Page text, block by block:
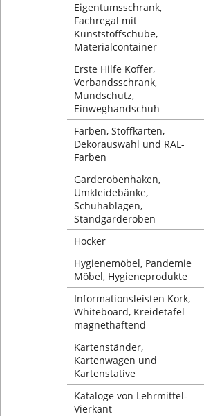
Eigentumsschrank,
Fachregal mit
Kunststoffschübe,
Materialcontainer
Erste Hilfe Koffer,
Verbandsschrank,
Mundschutz,
Einweghandschuh
Farben, Stoffkarten,
Dekorauswahl und RAL-
Farben
Garderobenhaken,
Umkleidebänke,
Schuhablagen,
Standgarderoben
Hocker
Hygienemöbel, Pandemie
Möbel, Hygieneprodukte
Informationsleisten Kork,
Whiteboard, Kreidetafel
magnethaftend
Kartenständer,
Kartenwagen und
Kartenstative
Kataloge von Lehrmittel-
Vierkant